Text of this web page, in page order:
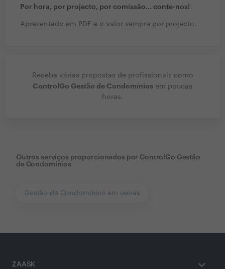
Por hora, por projecto, por comissão… conte-nos!
Apresentado em PDF e o valor sempre por projecto.
Receba várias propostas de profissionais como
ControlGo Gestão de Condomínios em poucas
horas.
Outros serviços proporcionados por ControlGo Gestão
de Condomínios
Gestão de Condomínios em oeiras
ZAASK